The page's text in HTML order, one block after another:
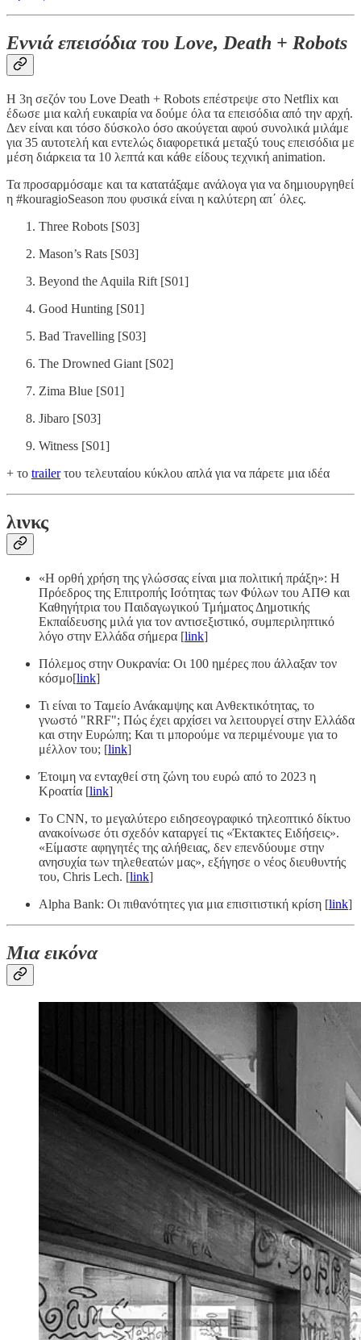
Εννιά επεισόδια του Love, Death + Robots
Η 3η σεζόν του Love Death + Robots επέστρεψε στο Netflix και
έδωσε μια καλή ευκαιρία να δούμε όλα τα επεισόδια από την αρχή.
Δεν είναι και τόσο δύσκολο όσο ακούγεται αφού συνολικά μιλάμε
για 35 αυτοτελή και εντελώς διαφορετικά μεταξύ τους επεισόδια με
μέση διάρκεια τα 10 λεπτά και κάθε είδους τεχνική animation.
Τα προσαρμόσαμε και τα κατατάξαμε ανάλογα για να δημιουργηθεί
η #kouragioSeason που φυσικά είναι η καλύτερη απ΄ όλες.
Τhree Robots [S03]
Mason’s Rats [S03]
Beyond the Aquila Rift [S01]
Good Hunting [S01]
Bad Travelling [S03]
The Drowned Giant [S02]
Zima Blue [S01]
Jibaro [S03]
Witness [S01]
+ το trailerτου τελευταίου κύκλου απλά για να πάρετε μια ιδέα
λινκς
«Η ορθή χρήση της γλώσσας είναι μια πολιτική πράξη»: Η
Πρόεδρος της Επιτροπής Ισότητας των Φύλων του ΑΠΘ και
Καθηγήτρια του Παιδαγωγικού Τμήματος Δημοτικής
Εκπαίδευσης μιλά για τον αντισεξιστικό, συμπεριληπτικό
λόγο στην Ελλάδα σήμερα [link]
Πόλεμος στην Ουκρανία: Οι 100 ημέρες που άλλαξαν τον
κόσμο[link]
Τι είναι το Ταμείο Ανάκαμψης και Ανθεκτικότητας, το
γνωστό "RRF"; Πώς έχει αρχίσει να λειτουργεί στην Ελλάδα
και στην Ευρώπη; Και τι μπορούμε να περιμένουμε για το
μέλλον του; [link]
Έτοιμη να ενταχθεί στη ζώνη του ευρώ από το 2023 η
Κροατία [link]
Tο CNN, το μεγαλύτερο ειδησεογραφικό τηλεοπτικό δίκτυο
ανακοίνωσε ότι σχεδόν καταργεί τις «Έκτακτες Ειδήσεις».
«Είμαστε αφηγητές της αλήθειας, δεν επενδύουμε στην
ανησυχία των τηλεθεατών μας», εξήγησε ο νέος διευθυντής
του, Chris Lech. [link]
Alpha Bank: Οι πιθανότητες για μια επισιτιστική κρίση [link]
Μια εικόνα